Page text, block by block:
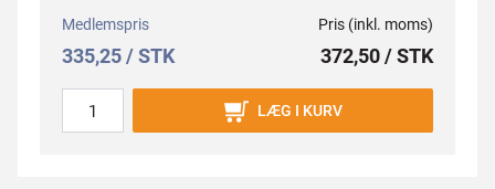
Medlemspris
335,25 / STK
Pris (inkl. moms)
372,50 / STK
LÆG I KURV